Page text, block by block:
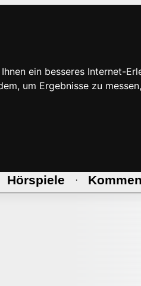
ein besseres Internet-
um Ergebnisse zu
Hörspiele ·